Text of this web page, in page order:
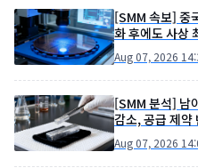
[SMM 속보] 중
화 후에도 사상
Aug 07, 2026
[SMM 분석] 남
감소, 공급 제약
Aug 07, 2026